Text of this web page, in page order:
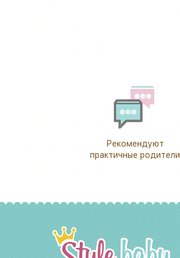
Рекомендуют
практичные родители